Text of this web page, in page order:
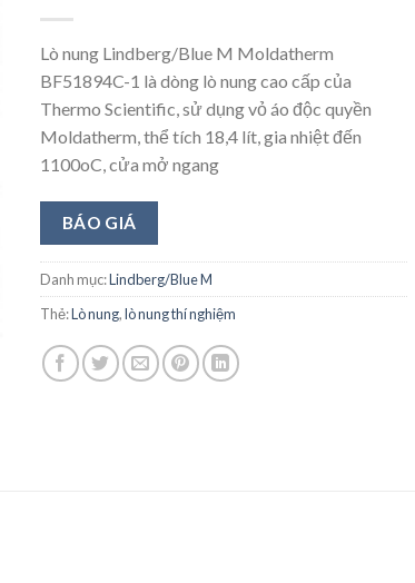
Lò nung Lindberg/Blue M Moldatherm
BF51894C-1 là dòng lò nung cao cấp của
Thermo Scientific, sử dụng vỏ áo độc quyền
Moldatherm, thể tích 18,4 lít, gia nhiệt đến
1100oC, cửa mở ngang
BÁO GIÁ
Danh mục:Lindberg/Blue M
Thẻ:Lò nung,lò nung thí nghiệm